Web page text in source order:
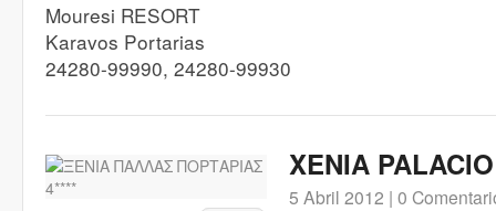
Mouresi RESORT
Karavos Portarias
24280-99990, 24280-99930
XENIA
5 Abril 2012 | 0